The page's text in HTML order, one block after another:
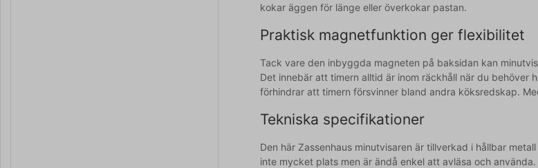
kokar äggen för länge eller överkokar pastan.
Praktisk magnetfunktion ger flexibilitet
Tack vare den inbyggda magneten på baksidan kan
Det innebär att timern alltid är inom räckhåll när du
förhindrar att timern försvinner bland andra köksredskap.
Tekniska specifikationer
Den här Zassenhaus minutvisaren är tillverkad i hållbar
inte mycket plats men är ändå enkel att avläsa och